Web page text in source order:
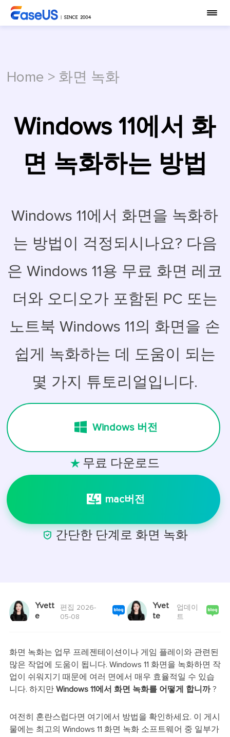
Home > 화면 녹화
Windows 11에서 화
면 녹화하는 방법
Windows 11에서 화면을 녹화하
는 방법이 걱정되시나요? 다음
은 Windows 11용 무료 화면 레코
더와 오디오가 포함된 PC 또는
노트북 Windows 11의 화면을 손
쉽게 녹화하는 데 도움이 되는
몇 가지 튜토리얼입니다.
Windows 버전
 무료 다운로드
mac버전
 간단한 단계로 화면 녹화
Yvett
e
편집 2026-
05-08
Yvet
te
업데이
트
화면 녹화는 업무 프레젠테이션이나 게임 플레이와 관련된
많은 작업에 도움이 됩니다. Windows 11 화면을 녹화하면 작
업이 쉬워지기 때문에 여러 면에서 매우 효율적일 수 있습
니다. 하지만 Windows 11에서 화면 녹화를 어떻게 합니까?
여전히 혼란스럽다면 여기에서 방법을 확인하세요. 이 게시
물에는 최고의 Windows 11 화면 녹화 소프트웨어 중 일부가